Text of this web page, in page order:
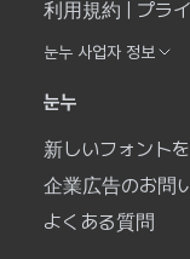
利用規約
プラ
눈누 사업자 정보
눈누
新しいフォント
企業広告のお問
よくある質問